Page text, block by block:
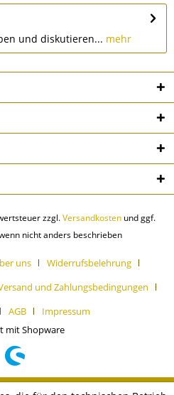
und diskutieren... mehr
zzgl.Versandkosten und ggf.
nicht anders beschrieben
uns
Widerrufsbelehrung
und Zahlungsbedingungen
AGB
Impressum
mit Shopware